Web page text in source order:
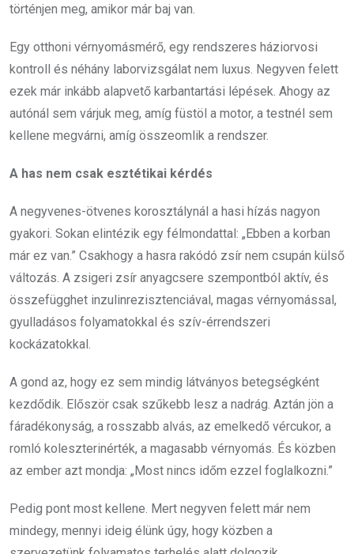
történjen meg, amikor már baj van.
Egy otthoni vérnyomásmérő, egy rendszeres háziorvosi
kontroll és néhány laborvizsgálat nem luxus. Negyven felett
ezek már inkább alapvető karbantartási lépések. Ahogy az
autónál sem várjuk meg, amíg füstöl a motor, a testnél sem
kellene megvárni, amíg összeomlik a rendszer.
A has nem csak esztétikai kérdés
A negyvenes-ötvenes korosztálynál a hasi hízás nagyon
gyakori. Sokan elintézik egy félmondattal: „Ebben a korban
már ez van.” Csakhogy a hasra rakódó zsír nem csupán külső
változás. A zsigeri zsír anyagcsere szempontból aktív, és
összefügghet inzulinrezisztenciával, magas vérnyomással,
gyulladásos folyamatokkal és szív-érrendszeri
kockázatokkal.
A gond az, hogy ez sem mindig látványos betegségként
kezdődik. Először csak szűkebb lesz a nadrág. Aztán jön a
fáradékonyság, a rosszabb alvás, az emelkedő vércukor, a
romló koleszterinérték, a magasabb vérnyomás. És közben
az ember azt mondja: „Most nincs időm ezzel foglalkozni.”
Pedig pont most kellene. Mert negyven felett már nem
mindegy, mennyi ideig élünk úgy, hogy közben a